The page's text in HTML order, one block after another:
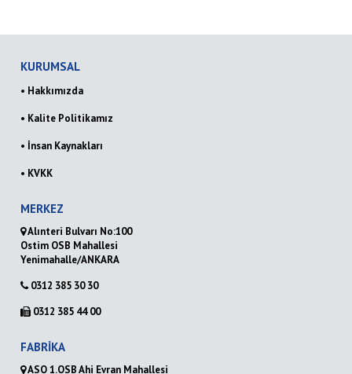
KURUMSAL
• Hakkımızda
• Kalite Politikamız
• İnsan Kaynakları
• KVKK
MERKEZ
Alınteri Bulvarı No:100
Ostim OSB Mahallesi
Yenimahalle/ANKARA
0312 385 30 30
0312 385 44 00
FABRİKA
ASO 1.OSB Ahi Evran Mahallesi